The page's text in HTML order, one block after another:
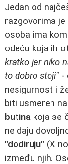
Jedan od
razgovorima je
osoba ima
odeću koja ih
kratko jer niko
to dobro stoji" -
nesigurnost i
biti usmeren
butina koja se
ne daju
"dodiruju" (X
između njih.